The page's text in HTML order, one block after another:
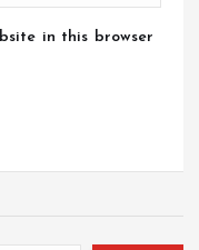
in this browser